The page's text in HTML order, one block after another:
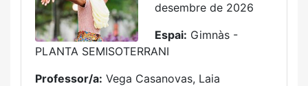
desembre de 2026
Espai: Gimnàs -
PLANTA SEMISOTERRANI
Professor/a: Vega Casanovas, Laia